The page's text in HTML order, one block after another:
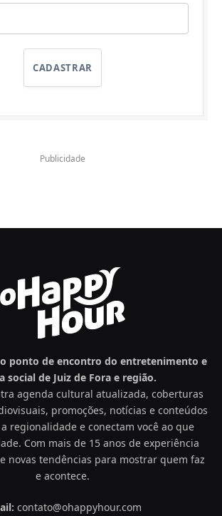
CADASTRAR
Publicidade
ponto de encontro do entretenimento e
social de Juiz de Fora e região.
agenda cultural atualizada, coberturas
promoções, notícias e conteúdos
regionalidade e conectam você ao que
Com mais de 15 anos de experiência
novas tendências para mostrar quem faz
e acontece.
contato@ohappyhour.com